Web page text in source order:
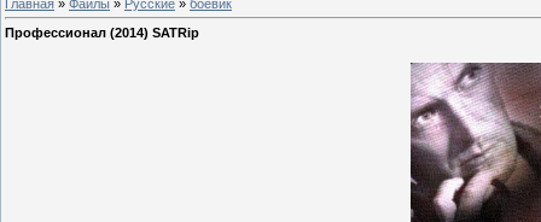
Главная » Файлы » Русские » боевик
Профессионал (2014) SATRip